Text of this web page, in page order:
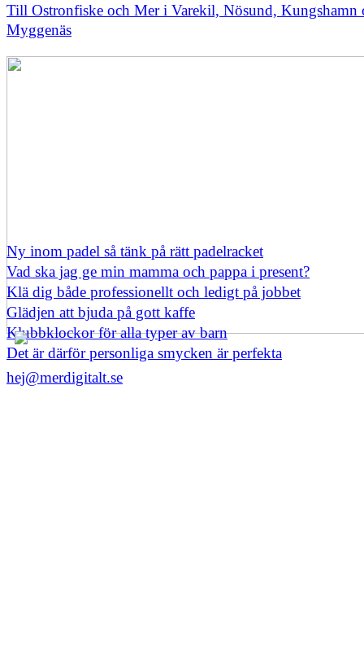
Till Ostronfiske och Mer i Varekil, Nösund, Kungshamn
Myggenäs
Ny inom padel så tänk på rätt padelracket
Vad ska jag ge min mamma och pappa i present?
Klä dig både professionellt och ledigt på jobbet
Glädjen att bjuda på gott kaffe
Klubbklockor för alla typer av barn
Det är därför personliga smycken är perfekta
hej@merdigitalt.se